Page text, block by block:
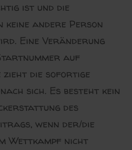
ist und die
andere Person
Eine Veränderung
auf
zieht die sofortige
sich. Es besteht kein
des
wenn der/die
Wettkampf nicht